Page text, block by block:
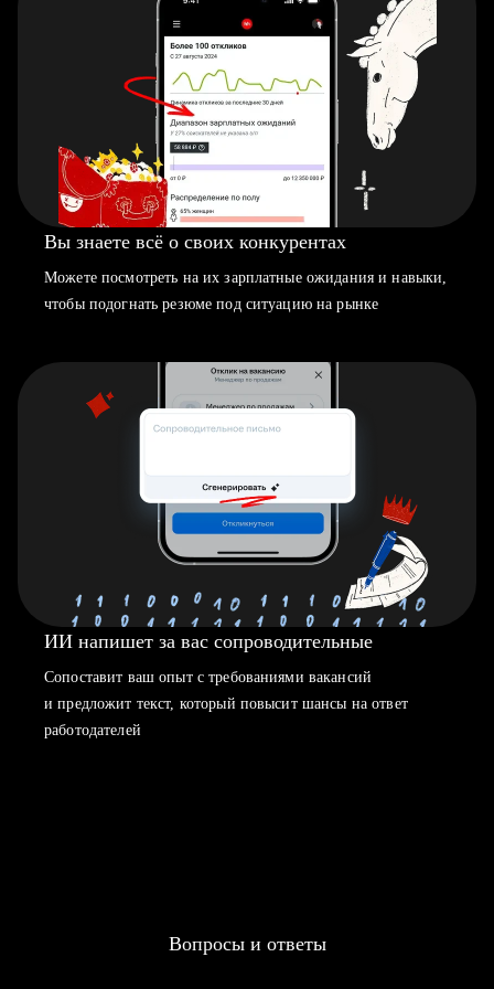
Вы знаете всё о своих конкурентах
Можете посмотреть на их зарплатные ожидания и навыки,
чтобы подогнать резюме под ситуацию на рынке
ИИ напишет за вас сопроводительные
Сопоставит ваш опыт с требованиями вакансий
и предложит текст, который повысит шансы на ответ
работодателей
Вопросы и ответы